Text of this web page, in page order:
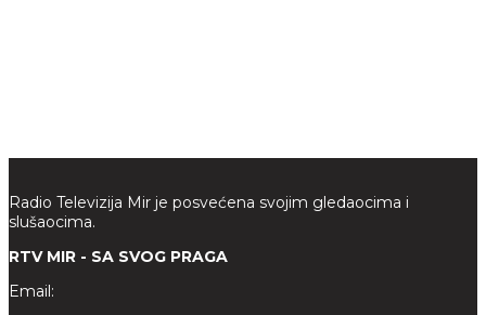
Radio Televizija Mir je posvećena svojim gledaocima i
slušaocima.
RTV MIR - SA SVOG PRAGA
Email: